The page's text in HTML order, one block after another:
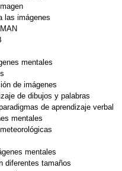
las imágenes
mentales
de imágenes
de dibujos y palabras
de aprendizaje verbal
mentales
mentales
diferentes tamaños